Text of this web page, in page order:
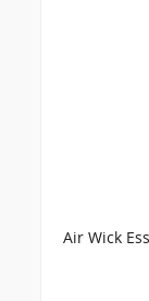
Air Wick